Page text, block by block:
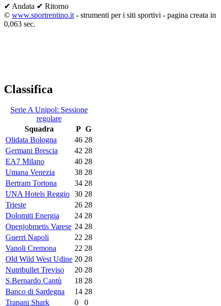
✔ Andata ✔ Ritorno
© www.sportrentino.it - strumenti per i siti sportivi - pagina creata in
0,063 sec.
Classifica
Serie A Unipol: Sessione
regolare
Squadra
P G
Olidata Bologna
46 28
Germani Brescia
42 28
EA7 Milano
40 28
Umana Venezia
38 28
Bertram Tortona
34 28
UNA Hotels Reggio 30 28
Trieste
26 28
Dolomiti Energia
24 28
Openjobmetis Varese 24 28
Guerri Napoli
22 28
Vanoli Cremona
22 28
Old Wild West Udine 20 28
Nutribullet Treviso
20 28
S.Bernardo Cantù
18 28
Banco di Sardegna
14 28
Trapani Shark
0 0